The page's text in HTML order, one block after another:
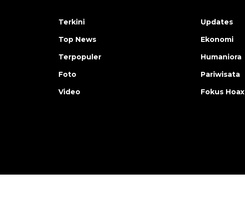
Terkini
Top News
Terpopuler
Foto
Video
Updates
Ekonomi
Humaniora
Pariwisata
Fokus Hoax